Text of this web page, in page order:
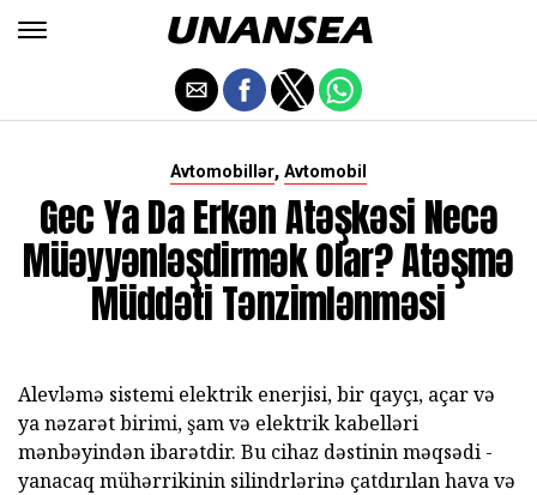
Avtomobillər, Avtomobil
Gec Ya Da Erkən Atəşkəsi Necə
Müəyyənləşdirmək Olar? Atəşmə
Müddəti Tənzimlənməsi
Alevləmə sistemi elektrik enerjisi, bir qayçı, açar və
ya nəzarət birimi, şam və elektrik kabelləri
mənbəyindən ibarətdir. Bu cihaz dəstinin məqsədi -
yanacaq mühərrikinin silindrlərinə çatdırılan hava və